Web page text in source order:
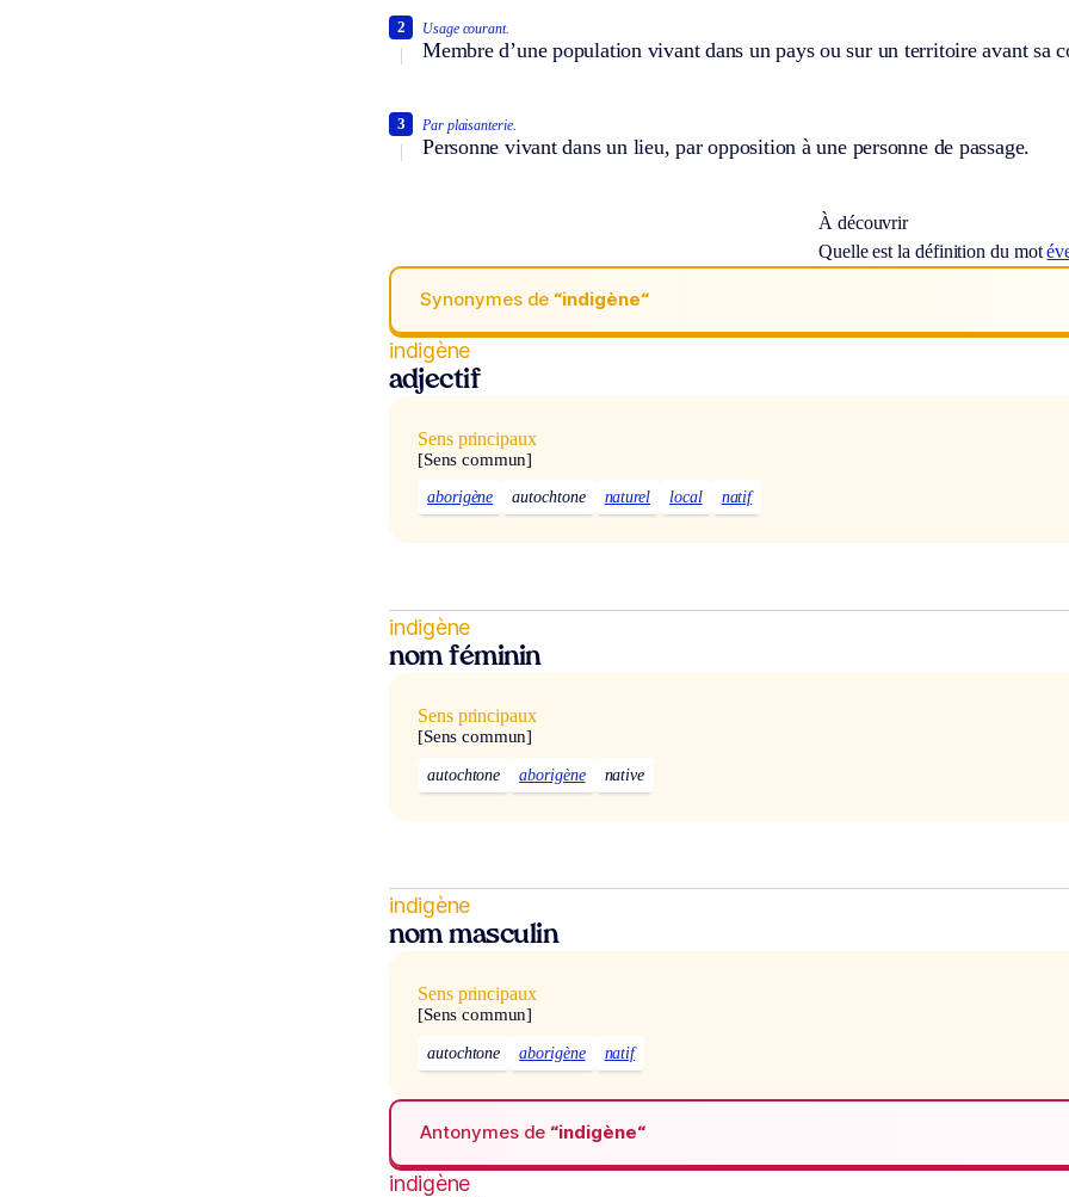
Usage courant.
Membre d’une population vivant dans un pays ou sur un territoire avant sa
2
Par plaisanterie.
Personne vivant dans un lieu, par opposition à une personne de passage.
3
À découvrir
Quelle est la définition du mot
Synonymes de “indigène“
indigène
adjectif
Sens principaux
[Sens commun]
aborigène autochtone naturel local natif
indigène
nom féminin
Sens principaux
[Sens commun]
autochtone aborigène native
indigène
nom masculin
Sens principaux
[Sens commun]
autochtone aborigène natif
Antonymes de “indigène“
indigène